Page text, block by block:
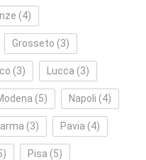
(4)
Grosseto (3)
(3) Lucca (3)
(5) Napoli (4)
(3) Pavia (4)
Pisa (5)